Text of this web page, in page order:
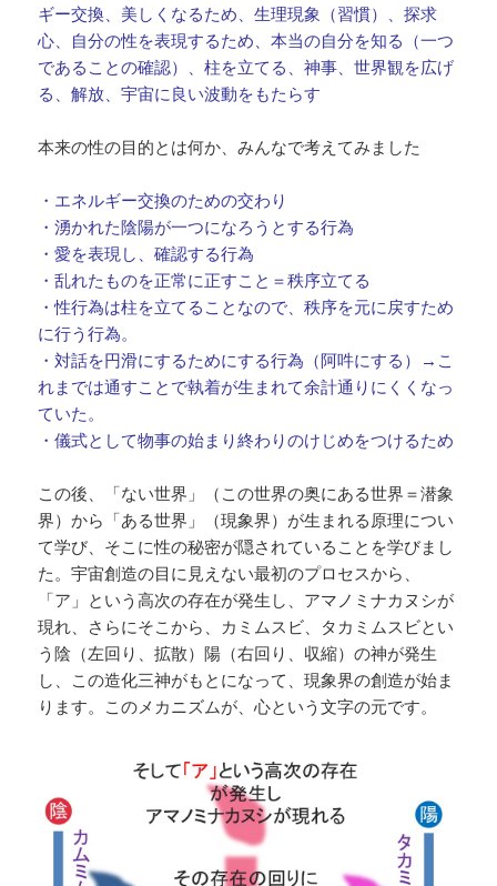
ギー交換、美しくなるため、生理現象（習慣）、探求
心、自分の性を表現するため、本当の自分を知る（一つ
であることの確認）、柱を立てる、神事、世界観を広げ
る、解放、宇宙に良い波動をもたらす
本来の性の目的とは何か、みんなで考えてみました
・エネルギー交換のための交わり
・湧かれた陰陽が一つになろうとする行為
・愛を表現し、確認する行為
・乱れたものを正常に正すこと＝秩序立てる
・性行為は柱を立てることなので、秩序を元に戻すため
に行う行為。
・対話を円滑にするためにする行為（阿吽にする）→こ
れまでは通すことで執着が生まれて余計通りにくくなっ
ていた。
・儀式として物事の始まり終わりのけじめをつけるため
この後、「ない世界」（この世界の奥にある世界＝潜象
界）から「ある世界」（現象界）が生まれる原理につい
て学び、そこに性の秘密が隠されていることを学びまし
た。宇宙創造の目に見えない最初のプロセスから、
「ア」という高次の存在が発生し、アマノミナカヌシが
現れ、さらにそこから、カミムスビ、タカミムスビとい
う陰（左回り、拡散）陽（右回り、収縮）の神が発生
し、この造化三神がもとになって、現象界の創造が始ま
ります。このメカニズムが、心という文字の元です。